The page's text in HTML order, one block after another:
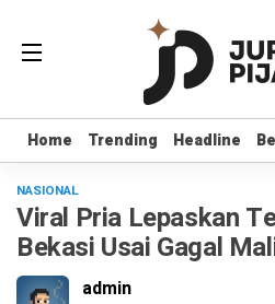
Home Trending Headline
Home Trending Headline
NASIONAL
Viral Pria Lepaskan
Bekasi Usai Gagal
admin